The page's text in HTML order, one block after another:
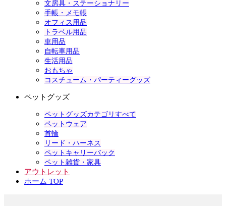
文房具・ステーショナリー
手帳・メモ帳
オフィス用品
トラベル用品
車用品
自転車用品
生活用品
おもちゃ
コスチューム・パーティーグッズ
ペットグッズ
ペットグッズカテゴリすべて
ペットウェア
首輪
リード・ハーネス
ペットキャリーバック
ペット雑貨・家具
アウトレット
ホーム TOP